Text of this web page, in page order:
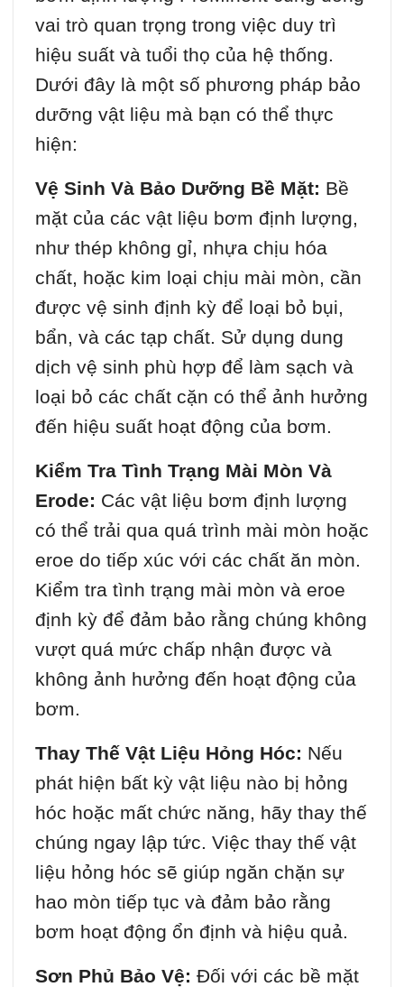
vai trò quan trọng trong việc duy trì
hiệu suất và tuổi thọ của hệ thống.
Dưới đây là một số phương pháp bảo
dưỡng vật liệu mà bạn có thể thực
hiện:
Vệ Sinh Và Bảo Dưỡng Bề Mặt: Bề
mặt của các vật liệu bơm định lượng,
như thép không gỉ, nhựa chịu hóa
chất, hoặc kim loại chịu mài mòn, cần
được vệ sinh định kỳ để loại bỏ bụi,
bẩn, và các tạp chất. Sử dụng dung
dịch vệ sinh phù hợp để làm sạch và
loại bỏ các chất cặn có thể ảnh hưởng
đến hiệu suất hoạt động của bơm.
Kiểm Tra Tình Trạng Mài Mòn Và
Erode: Các vật liệu bơm định lượng
có thể trải qua quá trình mài mòn hoặc
eroe do tiếp xúc với các chất ăn mòn.
Kiểm tra tình trạng mài mòn và eroe
định kỳ để đảm bảo rằng chúng không
vượt quá mức chấp nhận được và
không ảnh hưởng đến hoạt động của
bơm.
Thay Thế Vật Liệu Hỏng Hóc: Nếu
phát hiện bất kỳ vật liệu nào bị hỏng
hóc hoặc mất chức năng, hãy thay thế
chúng ngay lập tức. Việc thay thế vật
liệu hỏng hóc sẽ giúp ngăn chặn sự
hao mòn tiếp tục và đảm bảo rằng
bơm hoạt động ổn định và hiệu quả.
Sơn Phủ Bảo Vệ: Đối với các bề mặt